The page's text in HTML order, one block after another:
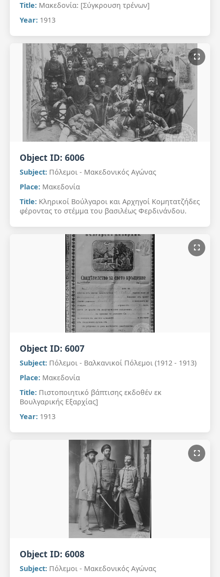
Title: Μακεδονία: [Σύγκρουση τρένων]
Year: 1913
Object ID: 6006
Subject: Πόλεμοι - Μακεδονικός Αγώνας
Place: Μακεδονία
Title: Κληρικοί Βούλγαροι και Αρχηγοί Κομητατζήδες
φέροντας το στέμμα του βασιλέως Φερδινάνδου.
Object ID: 6007
Subject: Πόλεμοι - Βαλκανικοί Πόλεμοι (1912 - 1913)
Place: Μακεδονία
Title: Πιστοποιητικό βάπτισης εκδοθέν εκ
Βουλγαρικής Εξαρχίας]
Year: 1913
Object ID: 6008
Subject: Πόλεμοι - Μακεδονικός Αγώνας